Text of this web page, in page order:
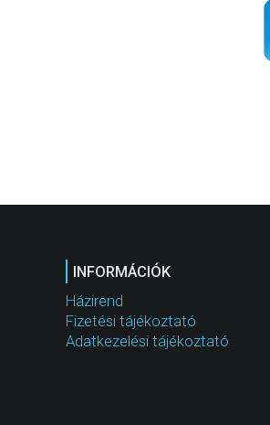
INFORMÁCIÓK
Házirend
Fizetési tájékoztató
Adatkezelési tájékoztató